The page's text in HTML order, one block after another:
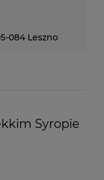
084 Leszno
Syropie